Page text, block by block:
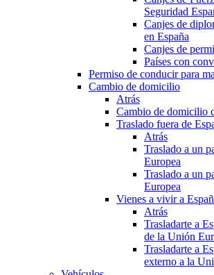
Seguridad
Canjes de
en España
Canjes de
Países con
Permiso de conducir para
Cambio de domicilio
Atrás
Cambio de domicilio
Traslado fuera de
Atrás
Traslado a un
Europea
Traslado a un
Europea
Vienes a vivir a
Atrás
Trasladarte a
de la Unión
Trasladarte a
externo a la